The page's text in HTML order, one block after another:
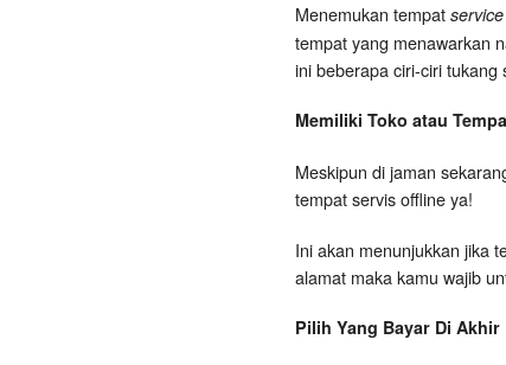
Menemukan tempat
tempat yang menawarkan
ini beberapa ciri-ciri
Memiliki Toko atau
Meskipun di jaman
tempat servis offline ya!
Ini akan menunjukkan jika
alamat maka kamu wajib
Pilih Yang Bayar Di Akhir